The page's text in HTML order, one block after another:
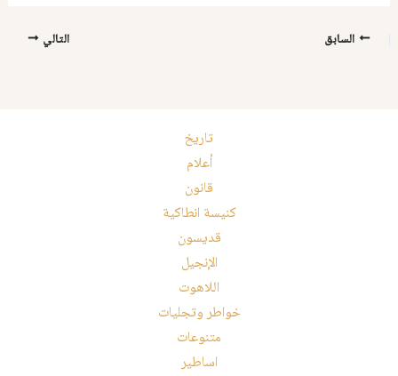
السابق التالي
تاريخ
أعلام
قانون
كنيسة انطاكية
قديسون
الإنجيل
اللاهوت
خواطر وتجليات
متنوعات
اساطير